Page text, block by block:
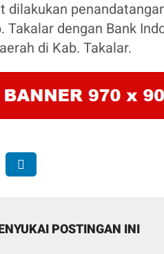
dilakukan
Takalar dengan Bank
di Kab. Takalar.
POSTINGAN INI